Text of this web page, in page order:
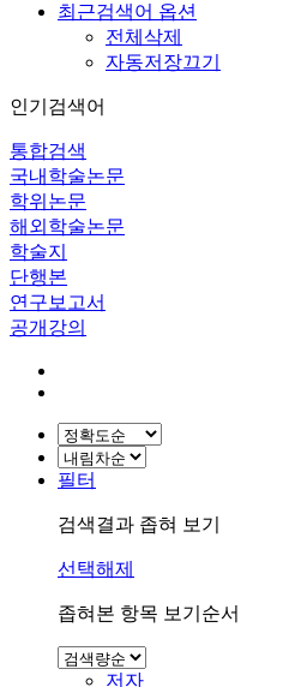
최근검색어 옵션
전체삭제
자동저장끄기
인기검색어
통합검색
국내학술논문
학위논문
해외학술논문
학술지
단행본
연구보고서
공개강의
필터
검색결과 좁혀 보기
선택해제
좁혀본 항목 보기순서
저자